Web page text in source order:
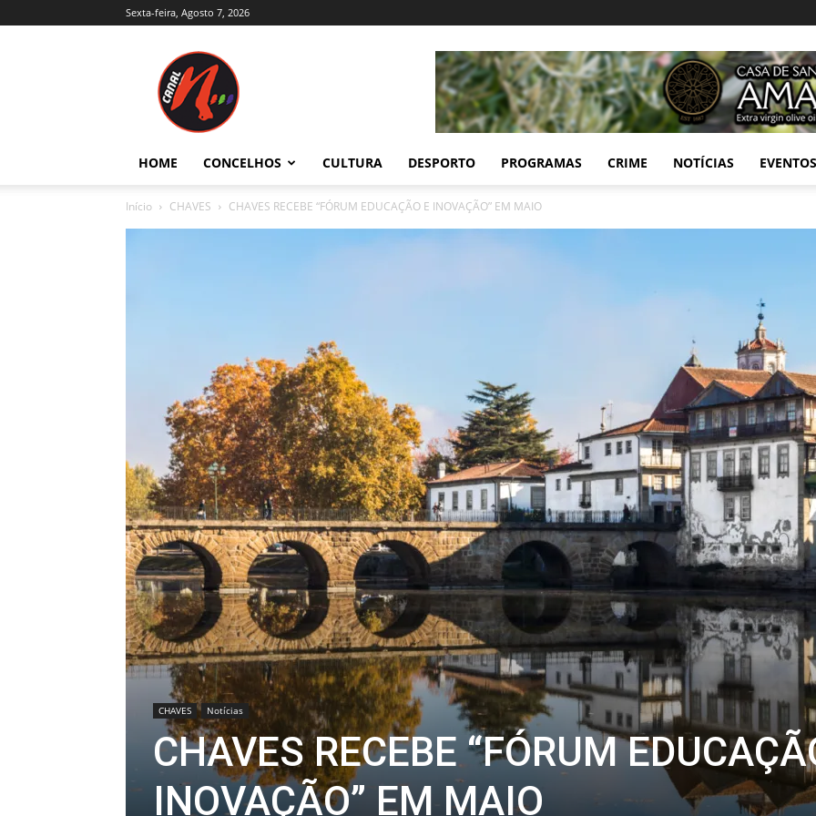
Sexta-feira, Agosto 7, 2026
Trás-
e
Alto
HOME CONCELHOS CULTURA DESPORTO PROGRAMAS CRIME NOTÍCIAS EVENTOS
Início CHAVES CHAVES RECEBE “FÓRUM EDUCAÇÃO E INOVAÇÃO” EM MAIO
CHAVES Notícias
CHAVES RECEBE “FÓRUM
INOVAÇÃO” EM MAIO